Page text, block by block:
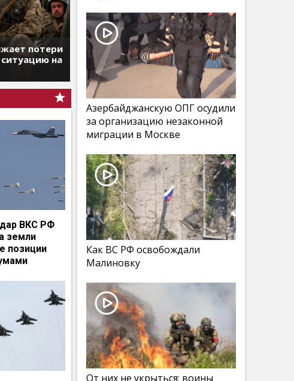
потери
на
ВКС РФ
земли
позиции
Азербайджанскую ОПГ осудили
за организацию незаконной
миграции в Москве
Как ВС РФ освобождали
Малиновку
От них не укрыться: воины